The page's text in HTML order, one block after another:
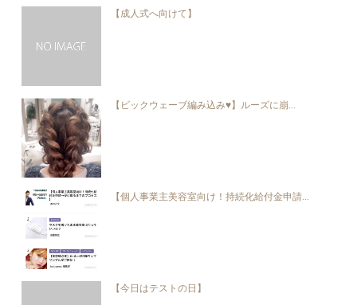
【成人式へ向けて】
【ビックウェーブ編み込み♥︎】ルーズに崩...
【個人事業主美容室向け！持続化給付金申請...
【今日はテストの日】